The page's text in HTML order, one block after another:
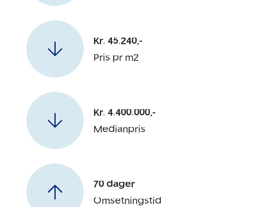
Kr. 45.240,-
Pris pr m2
Kr. 4.400.000,-
Medianpris
70 dager
Omsetningstid